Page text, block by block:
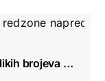
Muška bodi (potkošulja) majica velikih brojeva bela – 100% pamuk RedZone 5XL–9XL